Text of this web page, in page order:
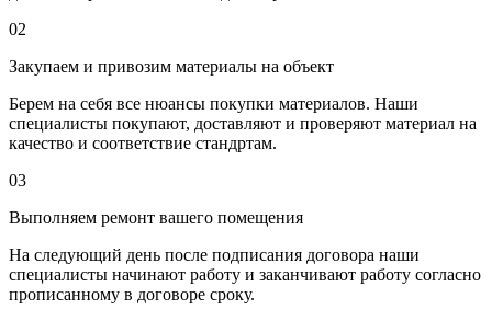
02
Закупаем и привозим материалы на объект
Берем на себя все нюансы покупки материалов. Наши
специалисты покупают, доставляют и проверяют материал на
качество и соответствие стандртам.
03
Выполняем ремонт вашего помещения
На следующий день после подписания договора наши
специалисты начинают работу и заканчивают работу согласно
прописанному в договоре сроку.